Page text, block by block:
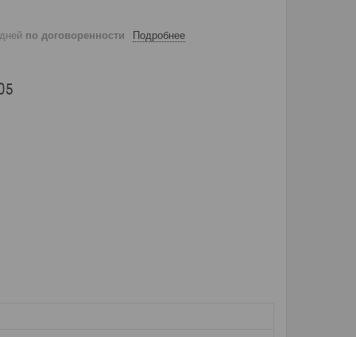
по договоренности Подробнее